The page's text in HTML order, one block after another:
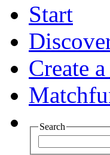
Start
Create
Search